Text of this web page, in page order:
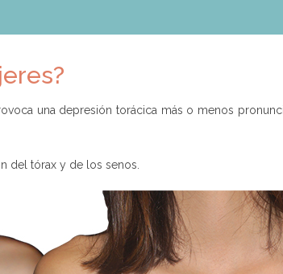
una depresión torácica más o menos
del tórax y de los senos.